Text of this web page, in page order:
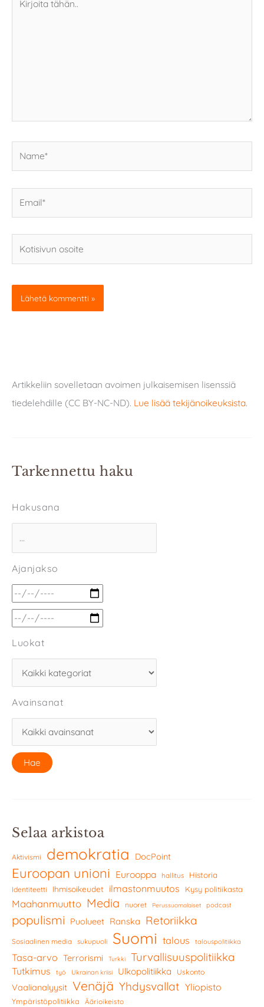
tähän..
osoite
Artikkeliin sovelletaan avoimen julkaisemisen lisenssiä
tiedelehdille (CC BY-NC-ND). Lue lisää tekijänoikeuksista.
Tarkennettu haku
Hakusana
Ajanjakso
Luokat
Avainsanat
Selaa arkistoa
Aktivismi demokratia DocPoint
Euroopan unioni Eurooppa hallitus Historia
Identiteetti Ihmisoikeudet ilmastonmuutos Kysy politiikasta
Maahanmuutto Media nuoret Perussuomalaiset podcast
populismi Puolueet Ranska Retoriikka
Sosiaalinen media sukupuoli Suomi talous talouspolitiikka
Tasa-arvo Terrorismi Turkki Turvallisuuspolitiikka
Tutkimus työ Ukrainan kriisi Ulkopolitiikka Uskonto
Vaalianalyysit Venäjä Yhdysvallat Yliopisto
Ympäristöpolitiikka Äärioikeisto